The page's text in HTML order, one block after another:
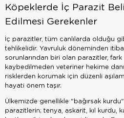
Köpeklerde İç Parazit
Edilmesi Gerekenler
İç parazitler, tüm canlılarda olduğu
tehlikelidir. Yavruluk döneminden
sorunlarından biri olan parazitler,
kaybedilmeden veteriner hekime
risklerden korumak için düzenli
hayati önem taşır.
Ülkemizde genellikle "bağırsak
parazitlerin; tenya, askarit, kıl kurdu,